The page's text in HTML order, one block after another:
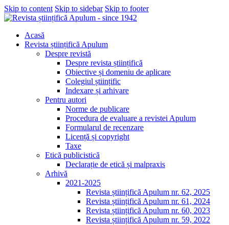
Skip to content Skip to sidebar Skip to footer
Acasă
Revista științifică Apulum
Despre revistă
Despre revista științifică
Obiective și domeniu de aplicare
Colegiul științific
Indexare și arhivare
Pentru autori
Norme de publicare
Procedura de evaluare a revistei Apulum
Formularul de recenzare
Licență și copyright
Taxe
Etică publicistică
Declarație de etică și malpraxis
Arhivă
2021-2025
Revista științifică Apulum nr. 62, 2025
Revista științifică Apulum nr. 61, 2024
Revista științifică Apulum nr. 60, 2023
Revista științifică Apulum nr. 59, 2022